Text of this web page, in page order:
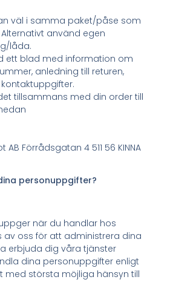
väl i samma paket/påse som
använd egen
låda.
ett blad med information om
anledning till returen,
tillsammans med din order till
AB Förrådsgatan 4 511 56 KINNA
personuppgifter?
när du handlar hos
av oss för att administrera dina
erbjuda dig våra tjänster
dina personuppgifter enligt
med största möjliga hänsyn till